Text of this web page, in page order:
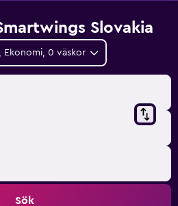
Slovakia
Ekonomi, 0 väskor
Sök